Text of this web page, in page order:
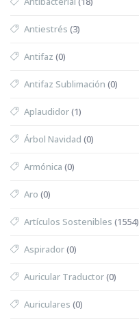
Antiestrés (3)
Antifaz (0)
Antifaz Sublimación (0)
Aplaudidor(1)
Árbol Navidad (0)
Armónica (0)
Aro (0)
Artículos Sostenibles (1554)
Aspirador(0)
Auricular Traductor(0)
Auriculares (0)